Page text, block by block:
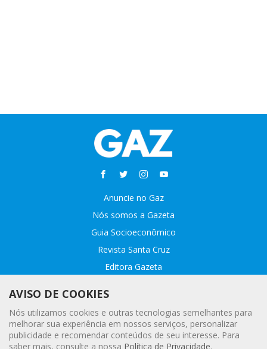
Anuncie no Gaz
Nós somos a Gazeta
Guia Socioeconômico
Revista Santa Cruz
Editora Gazeta
Fale conosco
Webmail
Assinatura Premiada
AVISO DE COOKIES
Nós utilizamos cookies e outras tecnologias semelhantes para
melhorar sua experiência em nossos serviços, personalizar
publicidade e recomendar conteúdos de seu interesse. Para
saber mais, consulte a nossa Política de Privacidade.